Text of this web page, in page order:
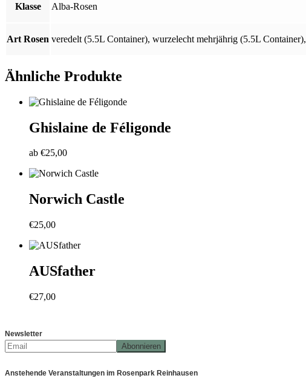
Klasse Alba-Rosen
Art Rosen veredelt (5.5L Container), wurzelecht mehrjährig (5.5L Container),
Ähnliche Produkte
Ghislaine de Féligonde
ab €25,00
Norwich Castle
€25,00
AUSfather
€27,00
Newsletter
Anstehende Veranstaltungen im Rosenpark Reinhausen